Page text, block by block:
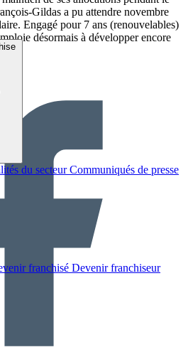
du secteur Communiqués de presse
franchisé Devenir franchiseur
Gildas a pu attendre novembre
Engagé pour 7 ans (renouvelables)
désormais à développer encore